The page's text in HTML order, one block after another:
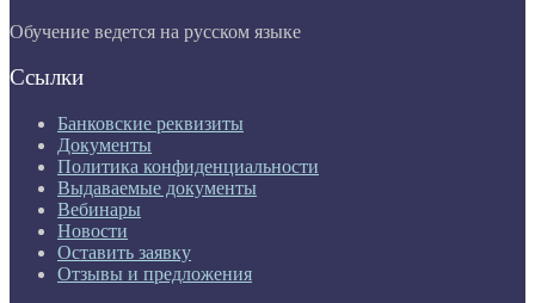
Обучение ведется на русском языке
Ссылки
Банковские реквизиты
Документы
Политика конфиденциальности
Выдаваемые документы
Вебинары
Новости
Оставить заявку
Отзывы и предложения